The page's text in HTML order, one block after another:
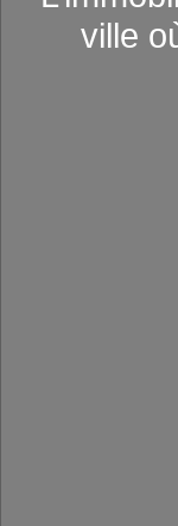
ville